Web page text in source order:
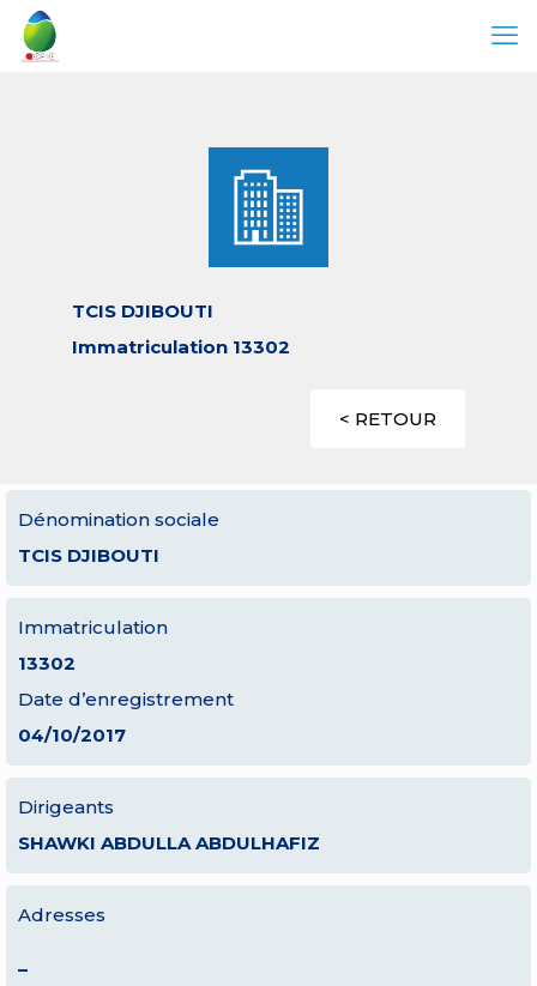
TCIS DJIBOUTI
Immatriculation 13302
< RETOUR
Dénomination sociale
TCIS DJIBOUTI
Immatriculation
13302
Date d’enregistrement
04/10/2017
Dirigeants
SHAWKI ABDULLA ABDULHAFIZ
Adresses
–